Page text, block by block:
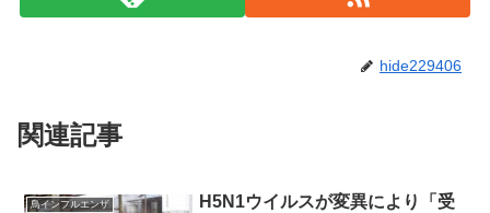
hide229406
関連記事
鳥インフルエンザ
H5N1ウイルスが変異により「受